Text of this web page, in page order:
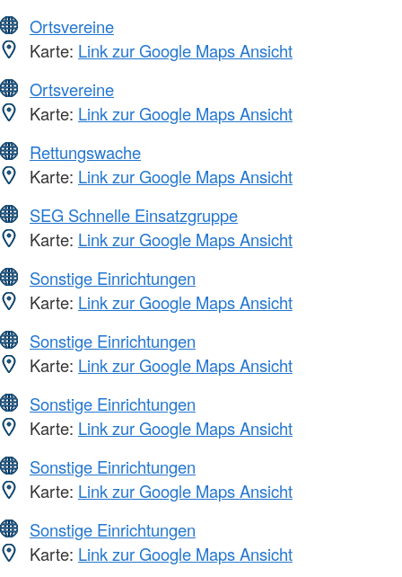
Ortsvereine
Karte: Link zur Google Maps Ansicht
Ortsvereine
Karte: Link zur Google Maps Ansicht
Rettungswache
Karte: Link zur Google Maps Ansicht
SEG Schnelle Einsatzgruppe
Karte: Link zur Google Maps Ansicht
Sonstige Einrichtungen
Karte: Link zur Google Maps Ansicht
Sonstige Einrichtungen
Karte: Link zur Google Maps Ansicht
Sonstige Einrichtungen
Karte: Link zur Google Maps Ansicht
Sonstige Einrichtungen
Karte: Link zur Google Maps Ansicht
Sonstige Einrichtungen
Karte: Link zur Google Maps Ansicht